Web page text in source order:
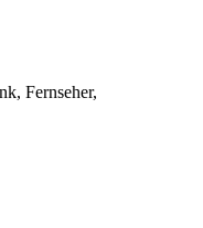
Fernseher,